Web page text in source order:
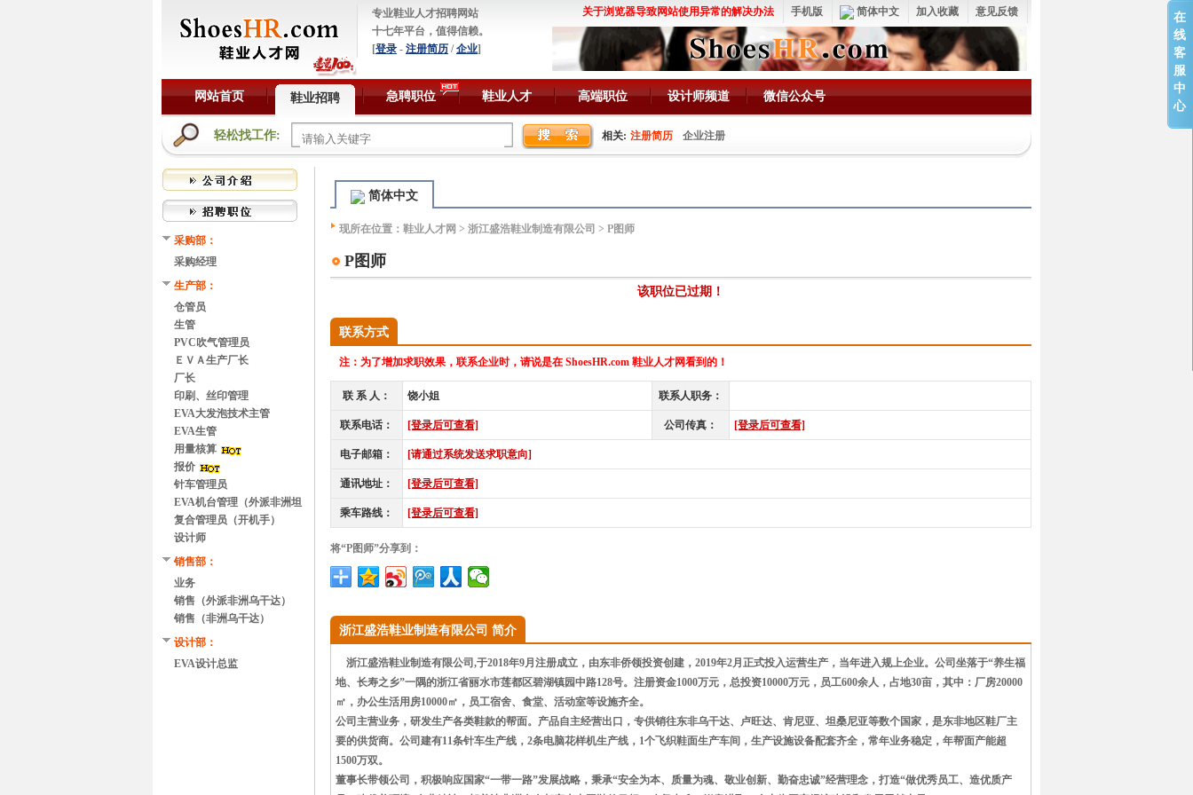
专业鞋业人才招聘网站
十七年平台，值得信赖。
[登录 - 注册简历 /企业]
意见反馈
加入收藏
简体中文
手机版
关于浏览器导致网站使用异常的解决办法
网站首页 鞋业招聘 急聘职位 鞋业人才 高端职位 设计师频道 微信公众号
轻松找工作: 相关: 注册简历 企业注册
简体中文
现所在位置： 鞋业人才网 > 浙江盛浩鞋业制造有限公司 > P图师
P图师
该职位已过期！
联系方式
注： 为了增加求职效果，联系企业时，请说是在 ShoesHR.com 鞋业人才网看到的！
联 系 人： 饶小姐 联系人职务：
联系电话： [登录后可查看] 公司传真： [登录后可查看]
电子邮箱： [请通过系统发送求职意向]
通讯地址： [登录后可查看]
乘车路线： [登录后可查看]
将“P图师”分享到：
浙江盛浩鞋业制造有限公司 简介
浙江盛浩鞋业制造有限公司,于2018年9月注册成立，由东非侨领投资创建，2019年2月正式投入运营生产，当年进入规上企业。公司坐落于“养生福
地、长寿之乡”一隅的浙江省丽水市莲都区碧湖镇园中路128号。注册资金1000万元，总投资10000万元，员工600余人，占地30亩，其中：厂房20000
㎡，办公生活用房10000㎡，员工宿舍、食堂、活动室等设施齐全。
公司主营业务，研发生产各类鞋款的帮面。产品自主经营出口，专供销往东非乌干达、卢旺达、肯尼亚、坦桑尼亚等数个国家，是东非地区鞋厂主
要的供货商。公司建有11条针车生产线，2条电脑花样机生产线，1个飞织鞋面生产车间，生产设施设备配套齐全，常年业务稳定，年帮面产能超
1500万双。
董事长带领公司，积极响应国家“一带一路”发展战略，秉承“安全为本、质量为魂、敬业创新、勤奋忠诚”经营理念，打造“做优秀员工、造优质产
采购部：
采购经理
生产部：
仓管员
生管
PVC吹气管理员
ＥＶＡ生产厂长
厂长
印刷、丝印管理
EVA大发泡技术主管
EVA生管
用量核算
报价
针车管理员
EVA机台管理（外派非洲坦
桑尼亚）
复合管理员（开机手）
设计师
销售部：
业务
销售（外派非洲乌干达）
销售（非洲乌干达）
设计部：
EVA设计总监
在
线
客
服
中
心